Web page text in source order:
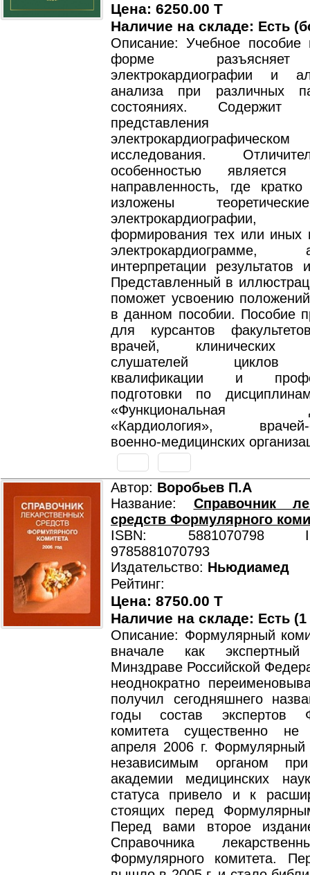
Цена: 6250.00 T
Наличие на складе: Есть
Описание: Учебное пособие
форме
электрокардиографии и
анализа при различных
состояниях. Содержит
исследования.
особенностью является
направленность, где
изложены
электрокардиографии,
формирования тех или иных
интерпретации результатов
Представленный в
поможет усвоению
в данном пособии. Пособие
для курсантов
врачей, клинических
слушателей циклов
квалификации и
подготовки по
«Функциональная
«Кардиология», врачей-
военно-медицинских
Автор: Воробьев П.А
Название: Справочник
средств Формулярного
ISBN: 5881070798
9785881070793
Издательство: Ньюдиамед
Рейтинг:
Цена: 8750.00 T
Наличие на складе: Есть
Описание: Формулярный
вначале как
Минздраве Российской
неоднократно
получил сегодняшнего
годы состав экспертов
комитета существенно
апреля 2006 г. Формулярный
независимым органом
академии медицинских
статуса привело и к
стоящих перед
Перед вами второе
Справочника
Формулярного комитета.